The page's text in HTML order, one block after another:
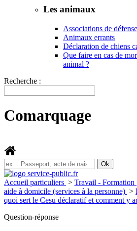
Les animaux
Associations de
Animaux errants
Déclaration de chiens
Que faire en cas de
animal ?
Recherche :
Comarquage
Accueil particuliers > Travail - Formation
aide à domicile (services à la personne) >
quoi sert le Cesu déclaratif et comment y
Question-réponse